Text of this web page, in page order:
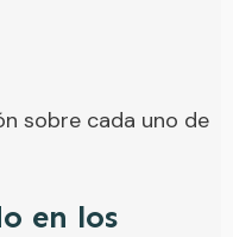
sobre cada uno de
en los